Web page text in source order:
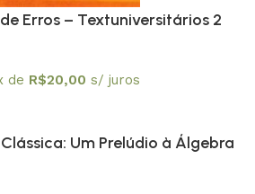
Erros – Textuniversitários 2
de R$20,00 s/ juros
Um Prelúdio à Álgebra